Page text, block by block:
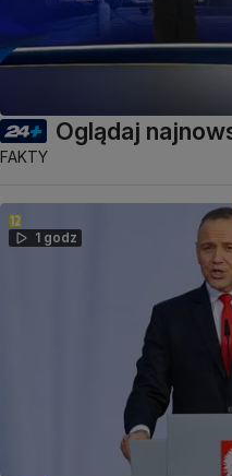
Oglądaj
FAKTY
1 godz